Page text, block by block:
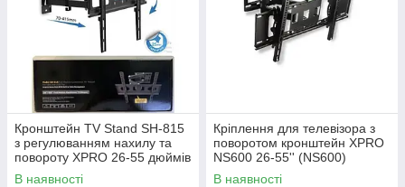
Кронштейн TV Stand SH-815
з регулюванням нахилу та
повороту XPRO 26-55 дюймів
(44658-SH-815_689)
В наявності
Кріплення для телевізора з
поворотом кронштейн XPRO
NS600 26-55'' (NS600)
В наявності